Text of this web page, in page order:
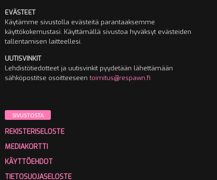
EVÄSTEET
Käytämme sivustolla evästeitä parantaaksemme
käyttökokemustasi. Käyttämällä sivustoa hyväksyt evästeiden
tallentamisen laitteellesi.
UUTISVINKIT
Lehdistötiedotteet ja uutisvinkit pyydetään lähettämään
sähköpostitse osoitteeseentoimitus@respawn.fi
SIVUSTOSTA
REKISTERISELOSTE
MEDIAKORTTI
KÄYTTÖEHDOT
TIETOSUOJASELOSTE